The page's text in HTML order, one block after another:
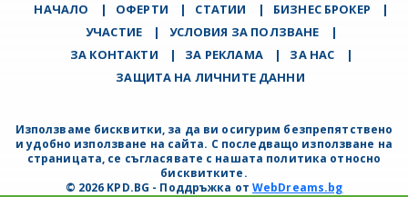
НАЧАЛО | ОФЕРТИ | СТАТИИ | БИЗНЕС БРОКЕР
|
УЧАСТИЕ
| УСЛОВИЯ ЗА ПОЛЗВАНЕ
|
ЗА КОНТАКТИ
| ЗА РЕКЛАМА | ЗА НАС
|
ЗАЩИТА НА ЛИЧНИТЕ ДАННИ
Използваме бисквитки, за да ви осигурим безпрепятствено
и удобно използване на сайта. С последващо използване на
страницата, се съгласявате с нашата политика относно
бисквитките.
© 2026 KPD.BG - Поддръжка отWebDreams.bg